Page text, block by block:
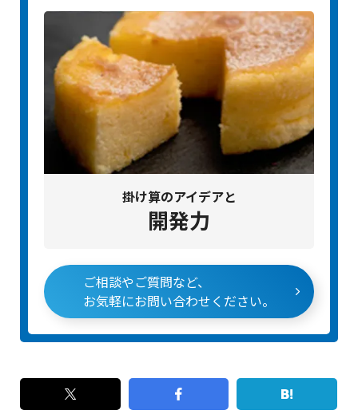
掛け算のアイデアと
開発力
ご相談やご質問など、
お気軽にお問い合わせください。